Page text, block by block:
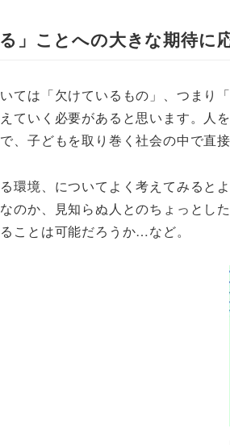
」ことへの大きな期待に
ては「欠けているもの」、つま
ていく必要があると思います。人
、子どもを取り巻く社会の中で直
環境、についてよく考えてみると
のか、見知らぬ人とのちょっとし
ことは可能だろうか…など。